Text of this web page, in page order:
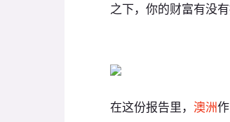
之下，你的财富有没有
在这份报告里， 澳洲